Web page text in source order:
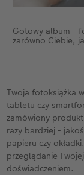
Gotowy album -
zarówno Ciebie,
Twoja fotoksiążka
tabletu czy
zamówiony
razy bardziej -
papieru czy
przeglądanie
doświadczeniem.